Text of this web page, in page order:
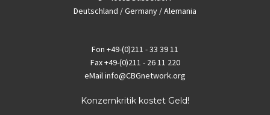
Deutschland / Germany / Alemania
Fon +49-(0)211 - 33 39 11
Fax+49-(0)211 - 26 11 220
eMailinfo@CBGnetwork.org
Konzernkritik kostet Geld!